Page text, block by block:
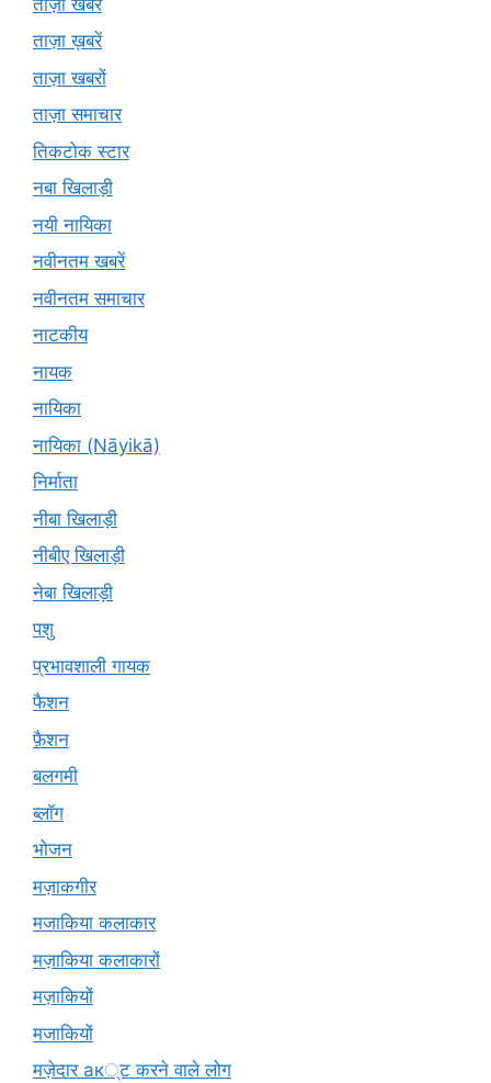
ताज़ा ख़बरें
ताज़ा खबरों
ताज़ा समाचार
तिकटोक स्टार
नबा खिलाड़ी
नयी नायिका
नवीनतम खबरें
नवीनतम समाचार
नाटकीय
नायक
नायिका
नायिका (Nāyikā)
निर्माता
नीबा खिलाड़ी
नीबीए खिलाड़ी
नेबा खिलाड़ी
पशु
प्रभावशाली गायक
फैशन
फ़ैशन
बलगमी
ब्लॉग
भोजन
मज़ाकगीर
मजाकिया कलाकार
मज़ाकिया कलाकारों
मज़ाकियों
मजाकियों
मज़ेदार ак्ट करने वाले लोग